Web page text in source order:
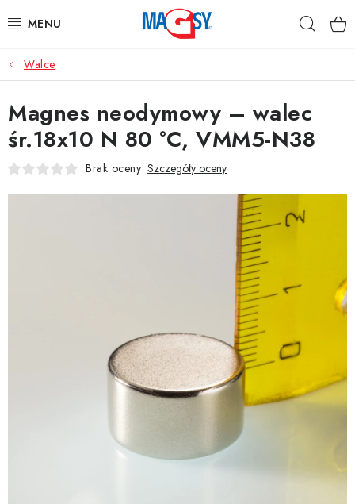
do
GŁÓWNE KATEGORIE
MAGNETYCZNE POMOCE
MAGNESY PRZEMYSŁOWE
INNE MAGNESY
Ochrona danych osobowych
Walce
Magnes neodymowy – walec
śr.18x10 N 80 °C, VMM5-N38
Brak oceny Szczegóły oceny